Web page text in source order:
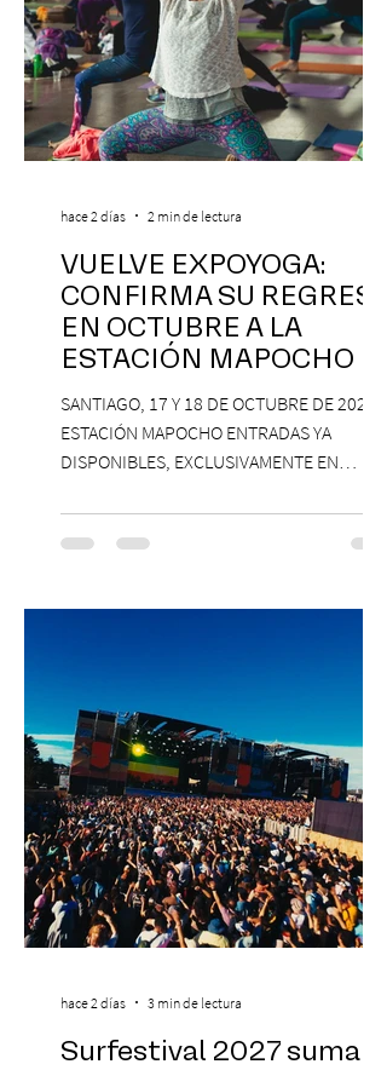
VUELVE EXPOYOGA:
CONFIRMA SU REGRESO
EN OCTUBRE A LA
ESTACIÓN MAPOCHO
SANTIAGO, 17 Y 18 DE OCTUBRE DE 2026,
ESTACIÓN MAPOCHO ENTRADAS YA
DISPONIBLES, EXCLUSIVAMENTE EN
con una edición renovada que reunirá
yoga, bienestar y vida consciente, con la
Antonella Orsini, Yoga Woman y más
Centro Cultural Estación Mapocho, espacio
que albergará durante dos jornadas una
pro
hace 2 días 2 min de lectura
Surfestival 2027 suma a
hace 2 días 3 min de lectura